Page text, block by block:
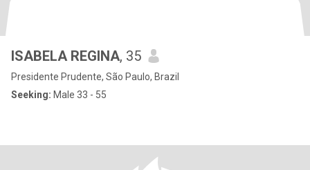
ISABELA REGINA, 35
Presidente Prudente, São Paulo, Brazil
Seeking: Male 33 - 55